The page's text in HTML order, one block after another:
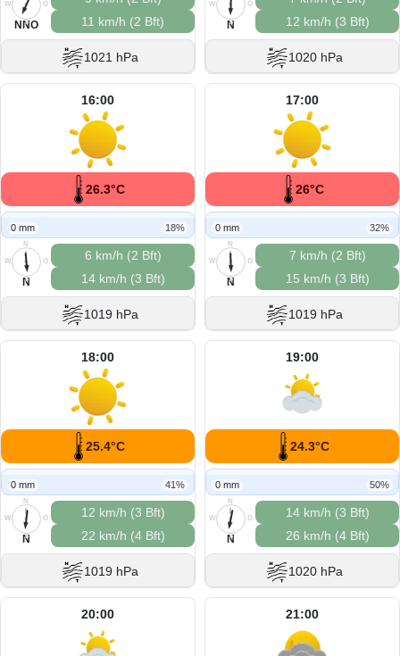
O
S
W
NNO
11 km/h (2 Bft)
1021 hPa
O
S
W
N
12 km/h (3 Bft)
1020 hPa
16:00
26.3°C
0 mm 18%
N
O
S
W
N
6 km/h (2 Bft)
14 km/h (3 Bft)
1019 hPa
17:00
26°C
0 mm 32%
N
O
S
W
N
7 km/h (2 Bft)
15 km/h (3 Bft)
1019 hPa
18:00
25.4°C
0 mm 41%
N
O
S
W
N
12 km/h (3 Bft)
22 km/h (4 Bft)
1019 hPa
19:00
24.3°C
0 mm 50%
N
O
S
W
N
14 km/h (3 Bft)
26 km/h (4 Bft)
1020 hPa
20:00 21:00